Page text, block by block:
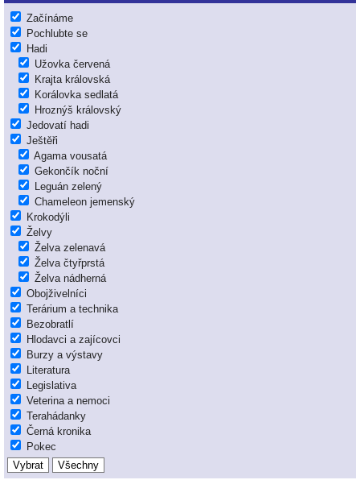
Začínáme
Pochlubte se
Hadi
Užovka červená
Krajta královská
Korálovka sedlatá
Hroznýš královský
Jedovatí hadi
Ještěři
Agama vousatá
Gekončík noční
Leguán zelený
Chameleon jemenský
Krokodýli
Želvy
Želva zelenavá
Želva čtyřprstá
Želva nádherná
Obojživelníci
Terárium a technika
Bezobratlí
Hlodavci a zajícovci
Burzy a výstavy
Literatura
Legislativa
Veterina a nemoci
Terahádanky
Černá kronika
Pokec